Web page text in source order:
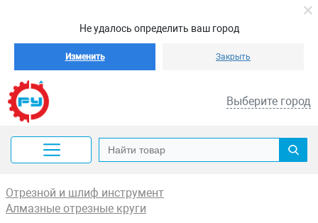
Не удалось определить ваш город
Изменить Закрыть
Выберите город
Отрезной и шлиф инструмент
Алмазные отрезные круги